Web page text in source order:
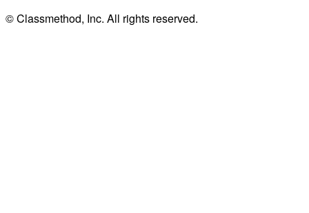
© Classmethod, Inc. All rights reserved.